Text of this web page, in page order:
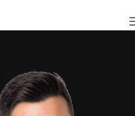
Blog
nasıl açılır